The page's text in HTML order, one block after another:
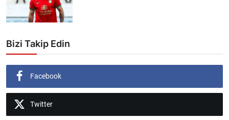
Bizi Takip Edin
Facebook
Twitter